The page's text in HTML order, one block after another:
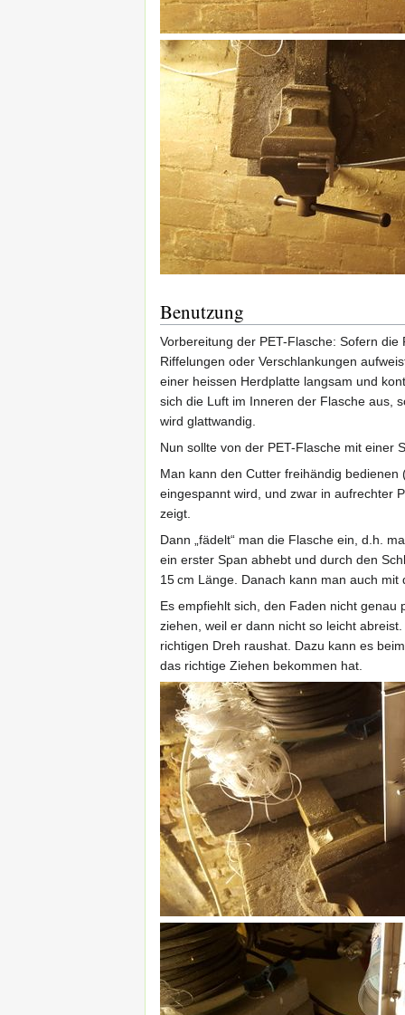
Benutzung
Vorbereitung der PET-Flasche: Sofern
Riffelungen oder Verschlankungen
einer heissen Herdplatte langsam und
sich die Luft im Inneren der Flasche aus,
wird glattwandig.
Nun sollte von der PET-Flasche mit einer
Man kann den Cutter freihändig
eingespannt wird, und zwar in aufrechter
zeigt.
Dann „fädelt“ man die Flasche ein, d.h.
ein erster Span abhebt und durch den
15 cm Länge. Danach kann man auch mit
Es empfiehlt sich, den Faden nicht genau
ziehen, weil er dann nicht so leicht
richtigen Dreh raushat. Dazu kann es
das richtige Ziehen bekommen hat.